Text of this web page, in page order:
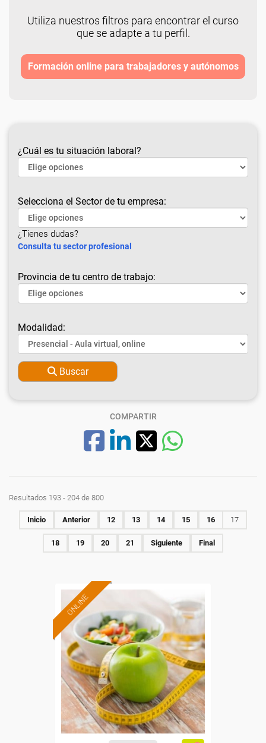
Utiliza nuestros filtros para encontrar el curso
que se adapte a tu perfil.
Formación online para trabajadores y autónomos
¿Cuál es tu situación laboral?
Selecciona el Sector de tu empresa:
¿Tienes dudas?
Consulta tu sector profesional
Provincia de tu centro de trabajo:
Modalidad:
Buscar
COMPARTIR
Resultados 193 - 204 de 800
Inicio Anterior 12 13 14 15 16 17
18 19 20 21 Siguiente Final
ONLINE
Formación 100%
subvencionada.
Para desempleados,
trabajadores y autónomos.
Sector
-Sanidad.